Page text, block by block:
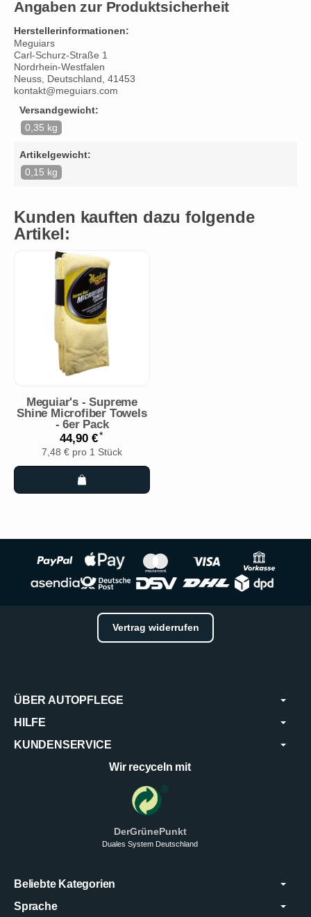
Angaben zur Produktsicherheit
Herstellerinformationen:
Meguiars
Carl-Schurz-Straße 1
Nordrhein-Westfalen
Neuss, Deutschland, 41453
kontakt@meguiars.com
Versandgewicht:
0,35 kg
Artikelgewicht:
0,15 kg
Kunden kauften dazu folgende
Artikel:
Meguiar's - Supreme
Shine Microfiber Towels
- 6er Pack
44,90 €*
7,48 € pro 1 Stück
Vertrag widerrufen
ÜBER AUTOPFLEGE
HILFE
KUNDENSERVICE
Wir recyceln mit
DerGrünePunkt
Duales System Deutschland
Beliebte Kategorien
Sprache